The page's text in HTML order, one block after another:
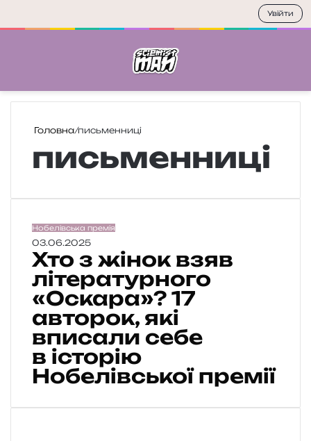
Головна/письменниці
письменниці
Х
т
о
ж
і
о
к
в
Нобелівська премія
03.06.2025
Хто з жінок взяв
літературного
«Оскара»? 17
авторок, які
вписали себе
в історію
Нобелівської премії
Увійти